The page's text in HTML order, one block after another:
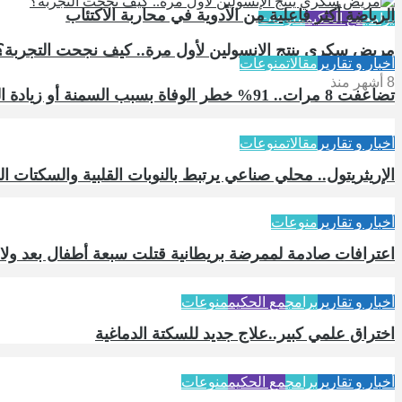
برامجمع الحكيممنوعات
مريض سكري ينتج الإنسولين لأول مرة.. كيف نجحت
8 أشهر منذ
الرياضة أكثر فاعلية من الأدوية في محاربة الاكتئاب
أخبار و تقارير مقالاتمنوعات
تضاعفت 8 مرات.. 91% خطر الوفاة بسبب السمنة أو زيادة الوزن
أخبار و تقارير مقالاتمنوعات
الإريثريتول.. محلي صناعي يرتبط بالنوبات القلبية والسكتات
أخبار و تقارير منوعات
اعترافات صادمة لممرضة بريطانية قتلت سبعة أطفال بعد
أخبار و تقارير برامجمع الحكيممنوعات
اختراق علمي كبير..علاج جديد للسكتة الدماغية
أخبار و تقارير برامجمع الحكيممنوعات